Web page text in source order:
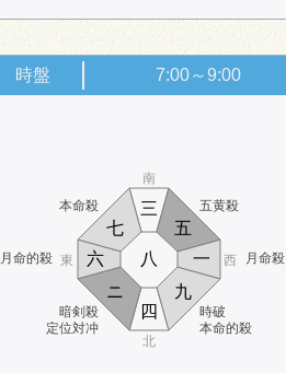
時盤 7:00～9:00
本命殺 五黄殺
月命的殺 月命殺
暗剣殺
定位対冲
時破
本命的殺
南
北
東 西
四
五
六
七
八
九
一
ニ
三